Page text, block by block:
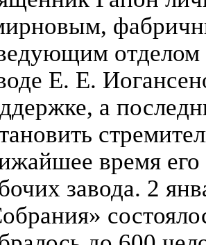
отделом
Е. Е.
а
время его
завода. 2